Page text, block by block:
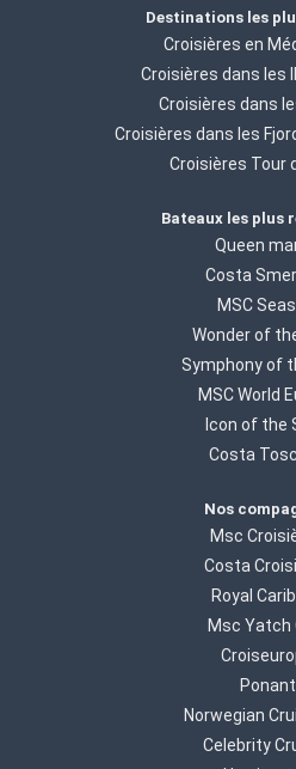
Destinations les
Croisières en
Croisières dans les
Croisières dans
Croisières dans les
Croisières Tour
Bateaux les plus
Queen
Costa
MSC
Wonder of
Symphony of
MSC World
Icon of the
Costa
Nos
Msc
Costa
Royal
Msc Yatch
Ponant
Norwegian
Celebrity